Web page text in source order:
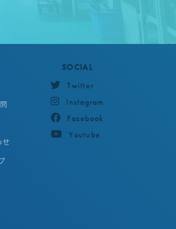
せ
SOCIAL
Twitter
Instagram
Facebook
Youtube